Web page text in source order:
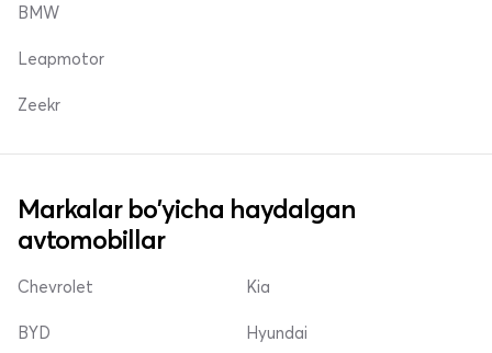
BMW
Leapmotor
Zeekr
Markalar bo'yicha haydalgan
avtomobillar
Chevrolet
BYD
Kia
Hyundai